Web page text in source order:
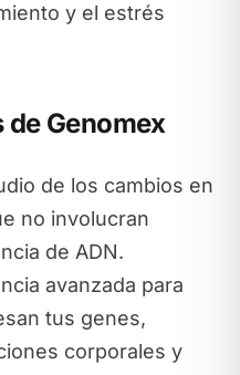
y el estrés
de Genomex
de los cambios en
no involucran
de ADN.
avanzada para
tus genes,
corporales y